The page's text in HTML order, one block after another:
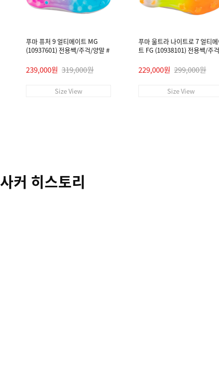
푸마 퓨처 9 얼티메이트 MG
(10937601) 전용쌕/주걱/양말 #
239,000원 319,000원
Size View
푸마 울트라 나이트로 7 얼티
트 FG (10938101) 전용쌕/주
229,000원 299,000원
Size View
사커 히스토리